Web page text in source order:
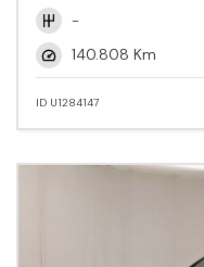
-
140.808 Km
ID U1284147